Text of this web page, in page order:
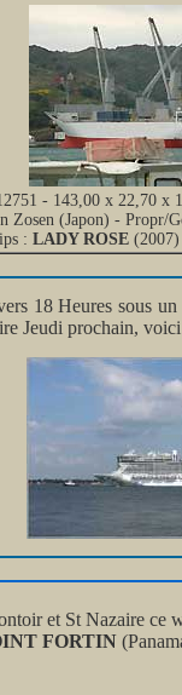
- 143,00 x 22,70 x
Zosen (Japon) - Propr/
: LADY ROSE
18 Heures sous
Jeudi prochain,
et St Nazaire ce
FORTIN